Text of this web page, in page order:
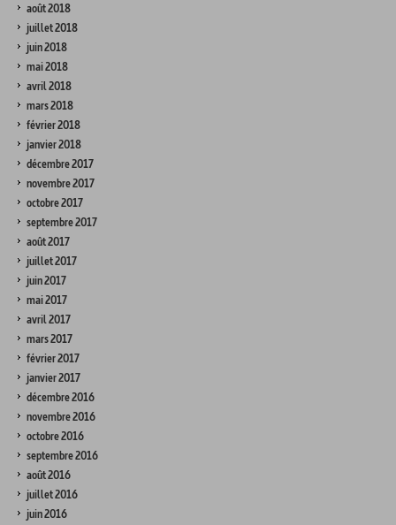
août 2018
juillet 2018
juin 2018
mai 2018
avril 2018
mars 2018
février 2018
janvier 2018
décembre 2017
novembre 2017
octobre 2017
septembre 2017
août 2017
juillet 2017
juin 2017
mai 2017
avril 2017
mars 2017
février 2017
janvier 2017
décembre 2016
novembre 2016
octobre 2016
septembre 2016
août 2016
juillet 2016
juin 2016